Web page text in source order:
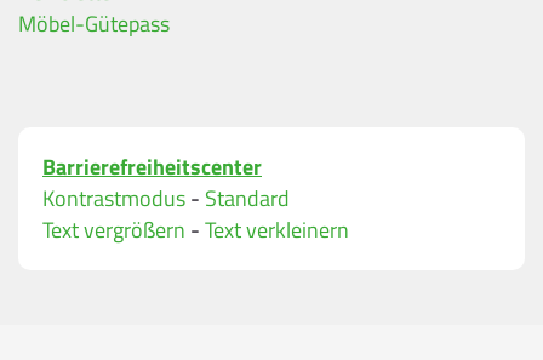
Möbel-Gütepass
Barrierefreiheitscenter
Kontrastmodus- Standard
Text vergrößern -Text verkleinern
Bitte geben Sie eine gültige E-Mail-Adresse ein.
Telefon*